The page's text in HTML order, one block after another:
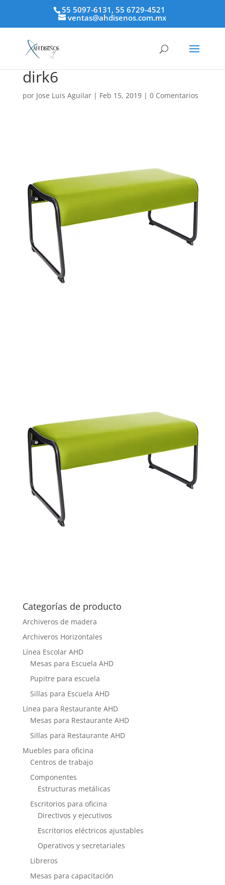
55 5097-6131, 55 6729-4521
ventas@ahdisenos.com.mx
dirk6
por Jose Luis Aguilar| Feb 15, 2019| 0 Comentarios
Categorías de producto
Archiveros de madera
Archiveros Horizontales
Línea Escolar AHD
Mesas para Escuela AHD
Pupitre para escuela
Sillas para Escuela AHD
Línea para Restaurante AHD
Mesas para Restaurante AHD
Sillas para Restaurante AHD
Muebles para oficina
Centros de trabajo
Componentes
Estructuras metálicas
Escritorios para oficina
Directivos y ejecutivos
Escritorios eléctricos ajustables
Operativos y secretariales
Libreros
Mesas para capacitación